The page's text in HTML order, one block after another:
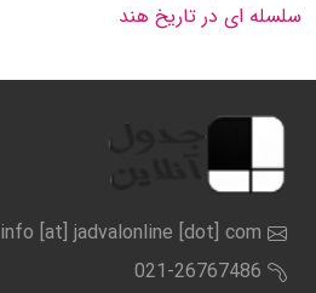
سلسله ای در تاریخ هند
info [at] jadvalonline [dot] com
021-26767486